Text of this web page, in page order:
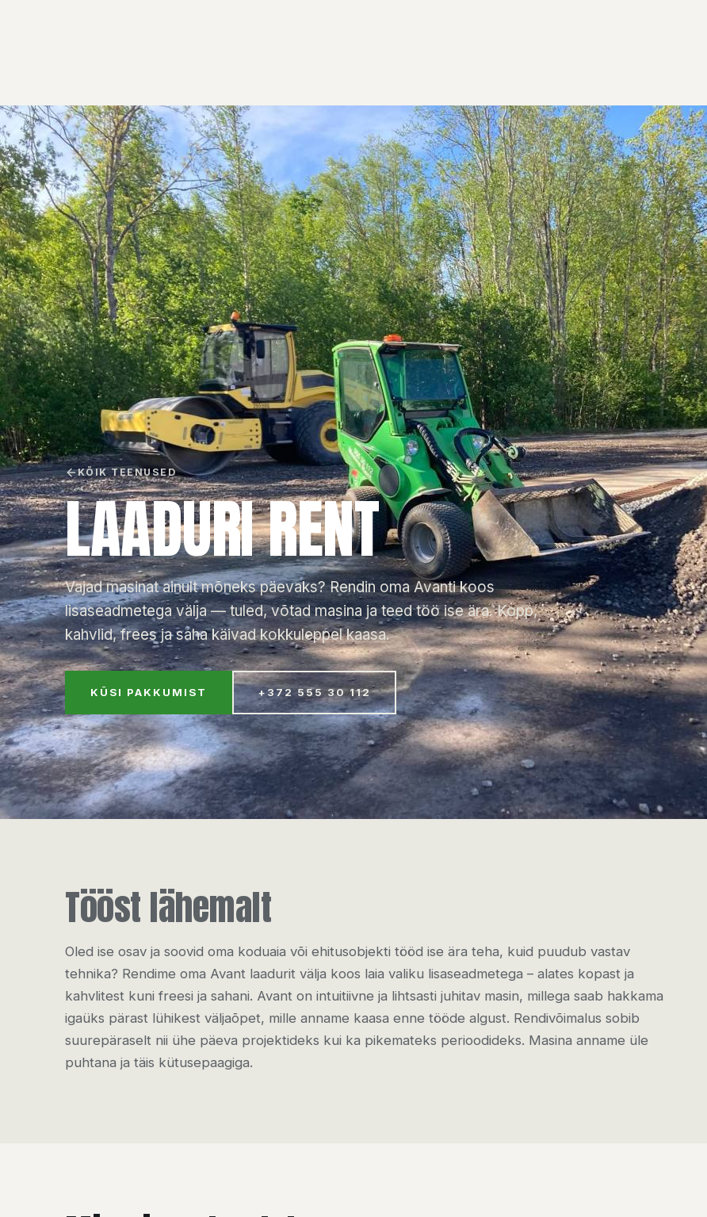
KÕIK TEENUSED
LAADURI RENT
Vajad masinat ainult mõneks päevaks? Rendin oma Avanti koos
lisaseadmetega välja — tuled, võtad masina ja teed töö ise ära. Kopp,
kahvlid, frees ja saha käivad kokkuleppel kaasa.
KÜSI PAKKUMIST +372 555 30 112
Tööst lähemalt
Oled ise osav ja soovid oma koduaia või ehitusobjekti tööd ise ära teha, kuid puudub vastav
tehnika? Rendime oma Avant laadurit välja koos laia valiku lisaseadmetega – alates kopast ja
kahvlitest kuni freesi ja sahani. Avant on intuitiivne ja lihtsasti juhitav masin, millega saab hakkama
igaüks pärast lühikest väljaõpet, mille anname kaasa enne tööde algust. Rendivõimalus sobib
suurepäraselt nii ühe päeva projektideks kui ka pikemateks perioodideks. Masina anname üle
puhtana ja täis kütusepaagiga.